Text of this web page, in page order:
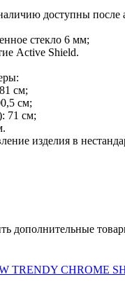
доступны после
стекло 6 мм;
Active Shield.
см;
см;
71 см;
изделия в
дополнительные
TRENDY CHROME